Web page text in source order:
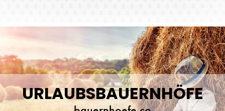
URLAUBSBAUERNHÖFE